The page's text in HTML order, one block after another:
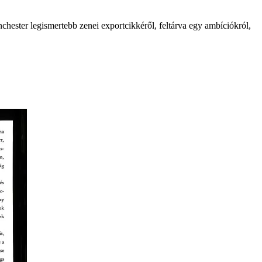
legismertebb zenei exportcikkéről, feltárva egy ambíciókról,